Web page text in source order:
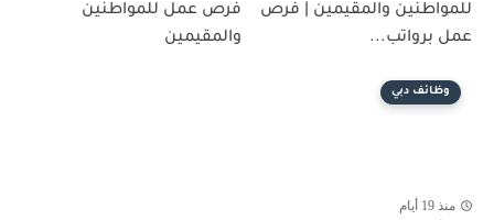
للمواطنين والمقيمين | فرص
عمل برواتب...
فرص عمل للمواطنين
والمقيمين
وظائف دبي
منذ 19 أيام